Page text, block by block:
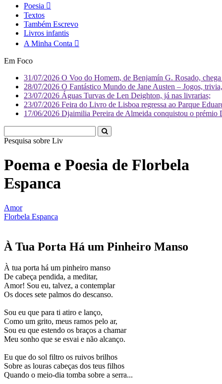
Poesia
Textos
Também Escrevo
Livros infantis
A Minha Conta
Em Foco
31/07/2026 O Voo do Homem, de Benjamín G. Rosado,
28/07/2026 O Fantástico Mundo de Jane Austen – Jogos,
23/07/2026 Águas Turvas de Len Deighton, já nas livrarias;
23/07/2026 Feira do Livro de Lisboa regressa ao Parque
17/06/2026 Djaimilia Pereira de Almeida conquistou o
Pesquisa sobre Literatura
Poema e Poesia de Florbela
Espanca
Amor
Florbela Espanca
À Tua Porta Há um Pinheiro Manso
À tua porta há um pinheiro manso
De cabeça pendida, a meditar,
Amor! Sou eu, talvez, a contemplar
Os doces sete palmos do descanso.
Sou eu que para ti atiro e lanço,
Como um grito, meus ramos pelo ar,
Sou eu que estendo os braços a chamar
Meu sonho que se esvai e não alcanço.
Eu que do sol filtro os ruivos brilhos
Sobre as louras cabeças dos teus filhos
Quando o meio-dia tomba sobre a serra...